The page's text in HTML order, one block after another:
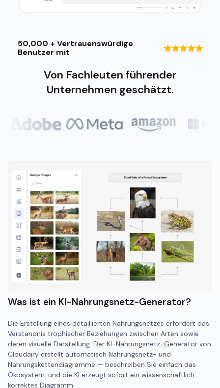
50,000 + Vertrauenswürdige
Benutzer mit
Von Fachleuten führender
Unternehmen geschätzt.
Was ist ein KI-Nahrungsnetz-Generator?
Die Erstellung eines detaillierten Nahrungsnetzes erfordert das
Verständnis trophischer Beziehungen zwischen Arten sowie
deren visuelle Darstellung. Der KI-Nahrungsnetz-Generator von
Cloudairy erstellt automatisch Nahrungsnetz- und
Nahrungskettendiagramme — beschreiben Sie einfach das
Ökosystem, und die KI erzeugt sofort ein wissenschaftlich
korrektes Diagramm.